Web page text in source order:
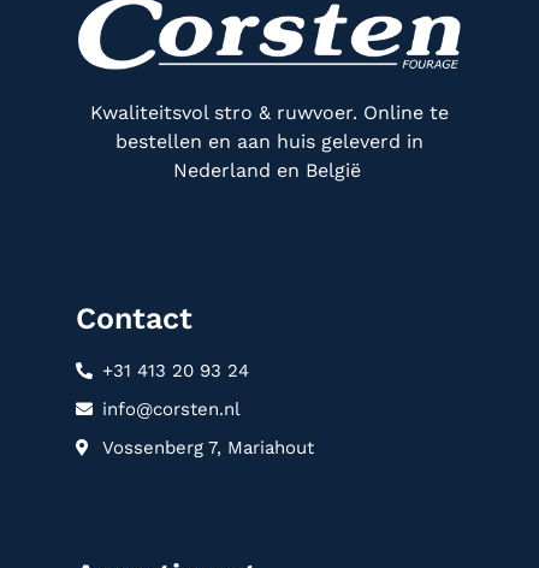
Kwaliteitsvol stro & ruwvoer. Online te
bestellen en aan huis geleverd in
Nederland en België
Contact
+31 413 20 93 24
info@corsten.nl
Vossenberg 7, Mariahout